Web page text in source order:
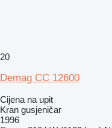
20
Demag CC 12600
Cijena na upit
Kran gusjeničar
1996